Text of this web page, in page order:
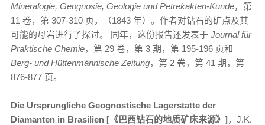
Mineralogie, Geognosie, Geologie und Petrekakten-Kunde，第
11 卷，第 307-310 页，（1843 年）。作者对钻石的矿点及其
可能的母岩进行了探讨。 同年，这份报告还发表于 Journal für
Praktische Chemie，第 29 卷，第 3 期，第 195-196 页和
Berg- und Hüttenmännische Zeitung，第 2 卷，第 41 期，第
876-877 页。
Die Ursprungliche Geognostische Lagerstatte der
Diamanten in Brasilien [《巴西钻石的地质矿床来源》]，J.K.